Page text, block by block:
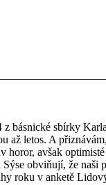
básnické sbírky
až letos. A
horor, avšak
obviňují, že naši
roku v anketě